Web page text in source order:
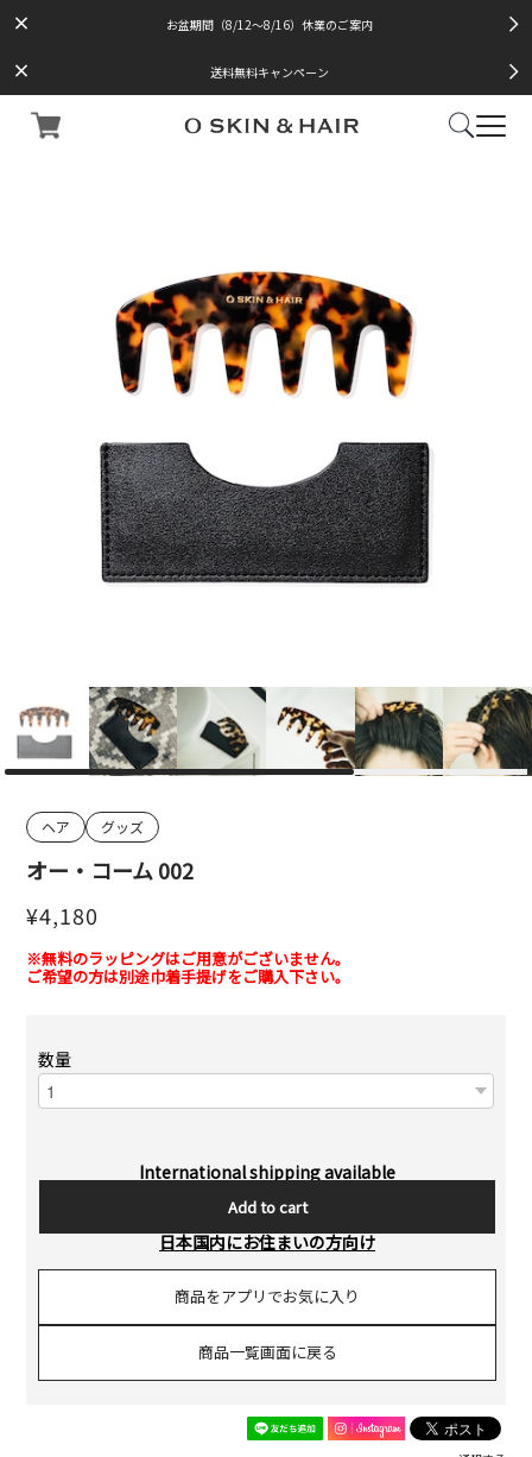
お盆期間（8/12～8/16）休業のご案内
送料無料キャンペーン
ヘア グッズ
オー・コーム 002
¥4,180
※無料のラッピングはご用意がございません。
ご希望の方は別途巾着手提げをご購入下さい。
数量
商品一覧画面に戻る
商品をアプリでお気に入り
International shipping available
Add to cart
日本国内にお住まいの方向け